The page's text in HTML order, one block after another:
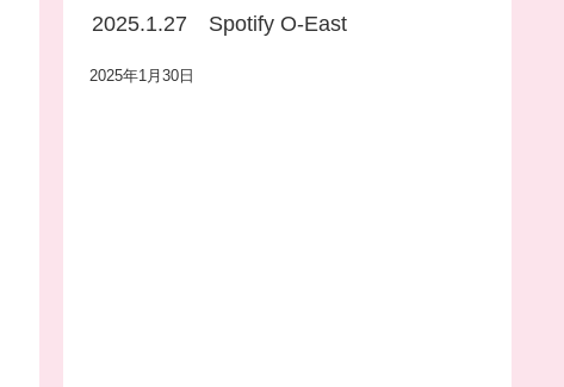
2025.1.27 Spotify O-East
2025年1月30日